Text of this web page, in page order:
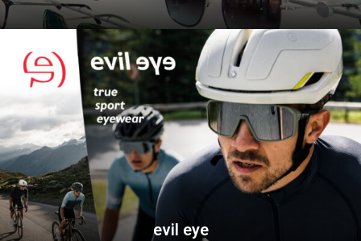
evil eye